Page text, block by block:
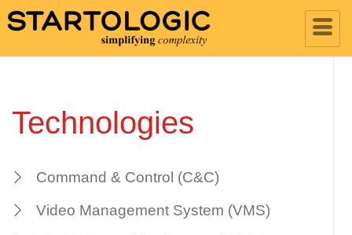
Technologies
Command & Control (C&C)
Video Management System (VMS)